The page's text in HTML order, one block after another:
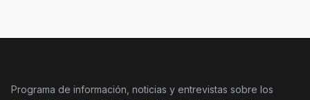
Programa de información, noticias y entrevistas sobre los